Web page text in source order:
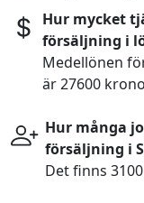
Hur mycket
försäljning i
Medellönen
är 27600
Hur många
försäljning i
Det finns